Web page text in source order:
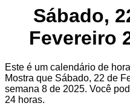
Sábado,
Fevereiro
Este é um calendário de
Mostra que Sábado, 22 de
semana 8 de 2025. Você
24 horas.